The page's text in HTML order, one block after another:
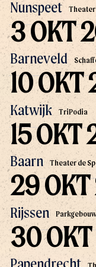
Nunspeet
Barneveld
3 OKT
Katwijk TriPodia
10
Baarn Theater de
15 OKT
Rijssen
29
Papendrecht
30